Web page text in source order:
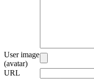
User image
(avatar)
URL